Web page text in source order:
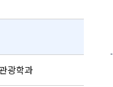
광학과